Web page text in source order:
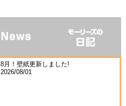
8月！壁紙更新しました!
2026/08/01